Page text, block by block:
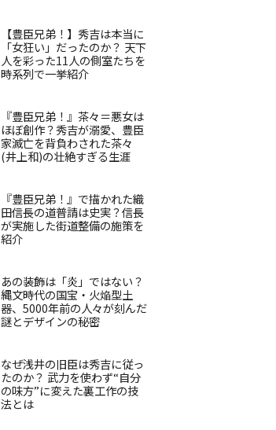
【豊臣兄弟！】秀吉は本当に
「女狂い」だったのか？ 天下
人を彩った11人の側室たちを
時系列で一挙紹介
『豊臣兄弟！』茶々＝悪女は
ほぼ創作？秀吉が溺愛、豊臣
家滅亡を背負わされた茶々
(井上和)の壮絶すぎる生涯
『豊臣兄弟！』で描かれた織
田信長の道普請は史実？信長
が実施した街道整備の施策を
紹介
あの装飾は「炎」ではない？
縄文時代の国宝・火焔型土
器、5000年前の人々が刻んだ
謎とデザインの秘密
なぜ浅井の旧臣は秀吉に従っ
たのか？ 武力を使わず“自分
の味方”に変えた裏工作の技
法とは